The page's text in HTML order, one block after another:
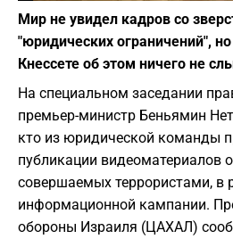
Мир не увидел кадров со
"юридических ограничений",
Кнессете об этом ничего не
На специальном заседании
премьер-министр Беньямин
кто из юридической команды
публикации видеоматериалов
совершаемых террористами, в
информационной кампании.
обороны Израиля (ЦАХАЛ)